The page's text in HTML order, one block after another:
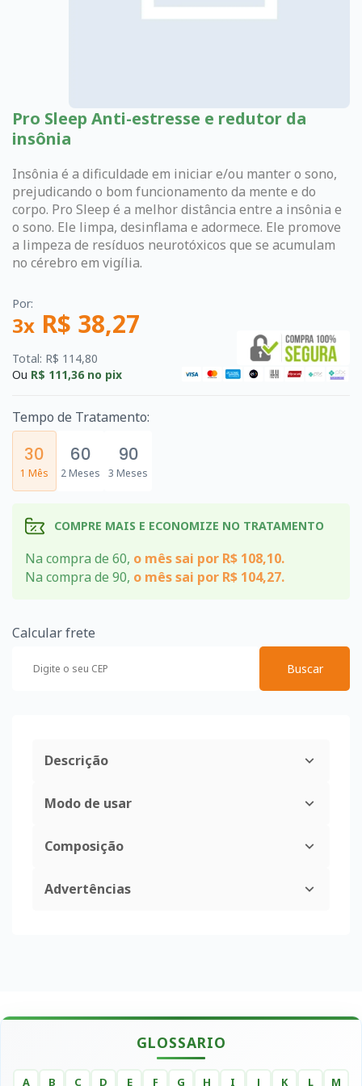
Pro Sleep Anti-estresse e redutor da
insônia
Insônia é a dificuldade em iniciar e/ou manter o sono,
prejudicando o bom funcionamento da mente e do
corpo. Pro Sleep é a melhor distância entre a insônia e
o sono. Ele limpa, desinflama e adormece. Ele promove
a limpeza de resíduos neurotóxicos que se acumulam
no cérebro em vigília.
Por:
3x R$ 38,27
Total: R$ 114,80
Ou R$ 111,36no pix
Tempo de Tratamento:
30
1 Mês
60
2 Meses
90
3 Meses
COMPRE MAIS E ECONOMIZE NO TRATAMENTO
Na compra de 60, o mês sai por R$ 108,10.
Na compra de 90, o mês sai por R$ 104,27.
Calcular frete
Buscar
Descrição
Modo de usar
Composição
Advertências
GLOSSARIO
A B C D E F G H I J K L M